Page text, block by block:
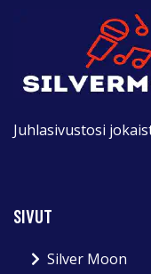
Juhlasivustosi
SIVUT
Silver Moon